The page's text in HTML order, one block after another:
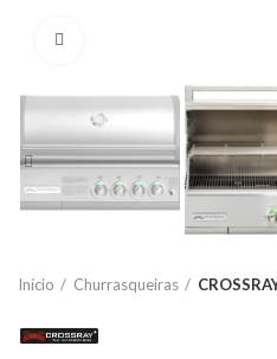
Início Churrasqueiras